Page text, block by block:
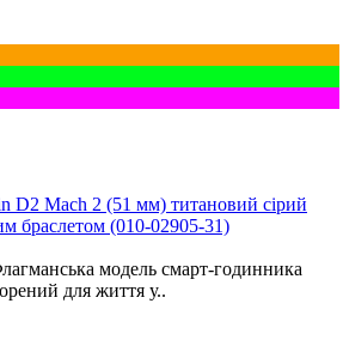
D2 Mach 2 (51 мм) титановий сірий
браслетом (010-02905-31)
модель смарт-годинника
для життя у..